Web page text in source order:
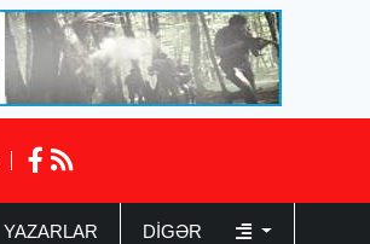
YAZARLAR DIGƏR